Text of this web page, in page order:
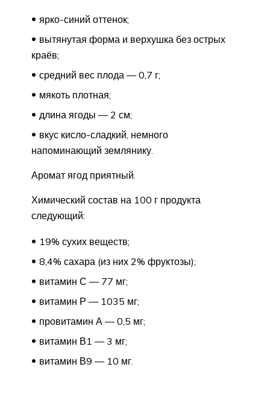
ярко-синий оттенок;
вытянутая форма и верхушка без острых
краёв;
средний вес плода — 0,7 г;
мякоть плотная;
длина ягоды — 2 см;
вкус кисло-сладкий, немного
напоминающий землянику.
Аромат ягод приятный.
Химический состав на 100 г продукта
следующий:
19% сухих веществ;
8,4% сахара (из них 2% фруктозы);
витамин С — 77 мг;
витамин Р — 1035 мг;
провитамин А — 0,5 мг;
витамин В1 — 3 мг;
витамин В9 — 10 мг.